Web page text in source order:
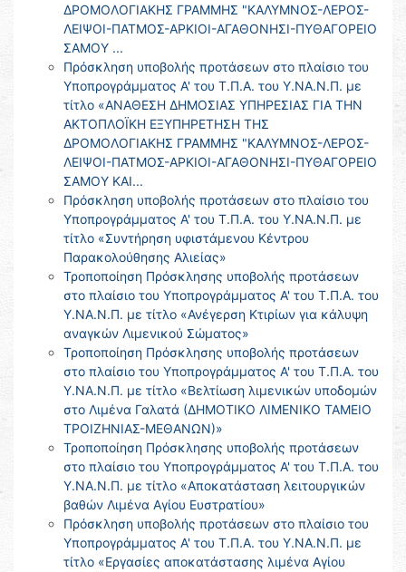
ΔΡΟΜΟΛΟΓΙΑΚΗΣ ΓΡΑΜΜΗΣ "ΚΑΛΥΜΝΟΣ-ΛΕΡΟΣ-
ΛΕΙΨΟΙ-ΠΑΤΜΟΣ-ΑΡΚΙΟΙ-ΑΓΑΘΟΝΗΣΙ-ΠΥΘΑΓΟΡΕΙΟ
ΣΑΜΟΥ ...
Πρόσκληση υποβολής προτάσεων στο πλαίσιο του
Υποπρογράμματος Α' του Τ.Π.Α. του Υ.ΝΑ.Ν.Π. με
τίτλο «ΑΝΑΘΕΣΗ ΔΗΜΟΣΙΑΣ ΥΠΗΡΕΣΙΑΣ ΓΙΑ ΤΗΝ
ΑΚΤΟΠΛΟΪΚΗ ΕΞΥΠΗΡΕΤΗΣΗ ΤΗΣ
ΔΡΟΜΟΛΟΓΙΑΚΗΣ ΓΡΑΜΜΗΣ "ΚΑΛΥΜΝΟΣ-ΛΕΡΟΣ-
ΛΕΙΨΟΙ-ΠΑΤΜΟΣ-ΑΡΚΙΟΙ-ΑΓΑΘΟΝΗΣΙ-ΠΥΘΑΓΟΡΕΙΟ
ΣΑΜΟΥ ΚΑΙ...
Πρόσκληση υποβολής προτάσεων στο πλαίσιο του
Υποπρογράμματος Α' του Τ.Π.Α. του Υ.ΝΑ.Ν.Π. με
τίτλο «Συντήρηση υφιστάμενου Κέντρου
Παρακολούθησης Αλιείας»
Τροποποίηση Πρόσκλησης υποβολής προτάσεων
στο πλαίσιο του Υποπρογράμματος Α' του Τ.Π.Α. του
Υ.ΝΑ.Ν.Π. με τίτλο «Ανέγερση Κτιρίων για κάλυψη
αναγκών Λιμενικού Σώματος»
Τροποποίηση Πρόσκλησης υποβολής προτάσεων
στο πλαίσιο του Υποπρογράμματος Α' του Τ.Π.Α. του
Υ.ΝΑ.Ν.Π. με τίτλο «Βελτίωση λιμενικών υποδομών
στο Λιμένα Γαλατά (ΔΗΜΟΤΙΚΟ ΛΙΜΕΝΙΚΟ ΤΑΜΕΙΟ
ΤΡΟΙΖΗΝΙΑΣ-ΜΕΘΑΝΩΝ)»
Τροποποίηση Πρόσκλησης υποβολής προτάσεων
στο πλαίσιο του Υποπρογράμματος Α' του Τ.Π.Α. του
Υ.ΝΑ.Ν.Π. με τίτλο «Αποκατάσταση λειτουργικών
βαθών Λιμένα Αγίου Ευστρατίου»
Πρόσκληση υποβολής προτάσεων στο πλαίσιο του
Υποπρογράμματος Α' του Τ.Π.Α. του Υ.ΝΑ.Ν.Π. με
τίτλο «Εργασίες αποκατάστασης λιμένα Αγίου